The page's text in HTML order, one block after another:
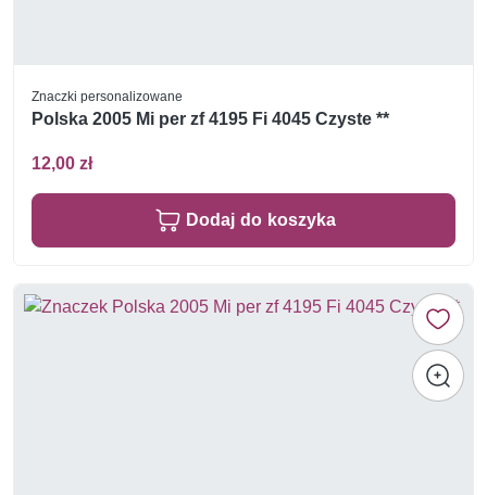
Znaczki personalizowane
Polska 2005 Mi per zf 4195 Fi 4045 Czyste **
12,00 zł
Dodaj do koszyka